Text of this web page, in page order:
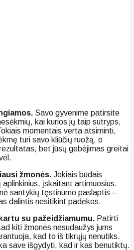
Savo gyvenime patirsite
kai kurios jų taip sutryps,
momentais verta atsiminti,
turi savo kliūčių ruožą, o
bet jūsų gebėjimas greitai
žmonės. Jokiais būdais
įskaitant artimuosius.
santykių tęstinumo paslaptis –
dalintis nesitikint padėkos.
su pažeidžiamumu. Patirti
kiti žmonės nesudaužys jums
kad to iš tikrųjų nenutiks.
save išgydyti, kad ir kas benutiktų.